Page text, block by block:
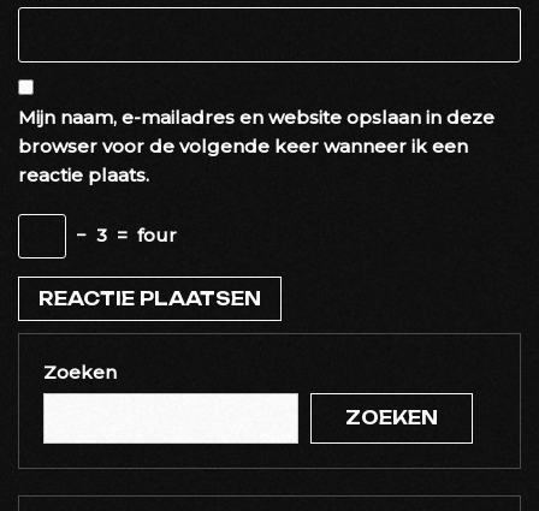
Mijn naam, e-mailadres en website opslaan in deze
browser voor de volgende keer wanneer ik een
reactie plaats.
− 3 = four
Zoeken
ZOEKEN